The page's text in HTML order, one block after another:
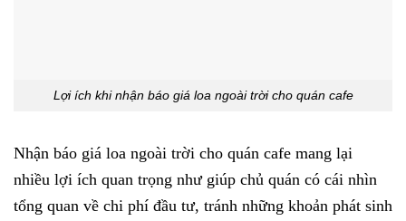
Lợi ích khi nhận báo giá loa ngoài trời cho quán cafe
Nhận báo giá loa ngoài trời cho quán cafe mang lại
nhiều lợi ích quan trọng như giúp chủ quán có cái nhìn
tổng quan về chi phí đầu tư, tránh những khoản phát sinh